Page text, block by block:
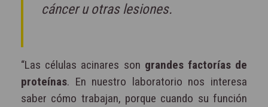
cáncer u otras lesiones.
“Las células acinares son grandes factorías de
proteínas. En nuestro laboratorio nos interesa
saber cómo trabajan, porque cuando su función